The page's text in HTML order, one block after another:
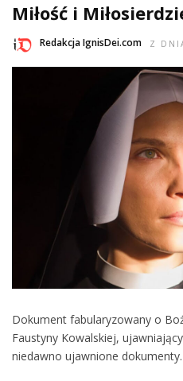
Miłość i
Redakcja IgnisDei.com Z
Dokument fabularyzowany o
Faustyny Kowalskiej,
niedawno ujawnione dokumenty.